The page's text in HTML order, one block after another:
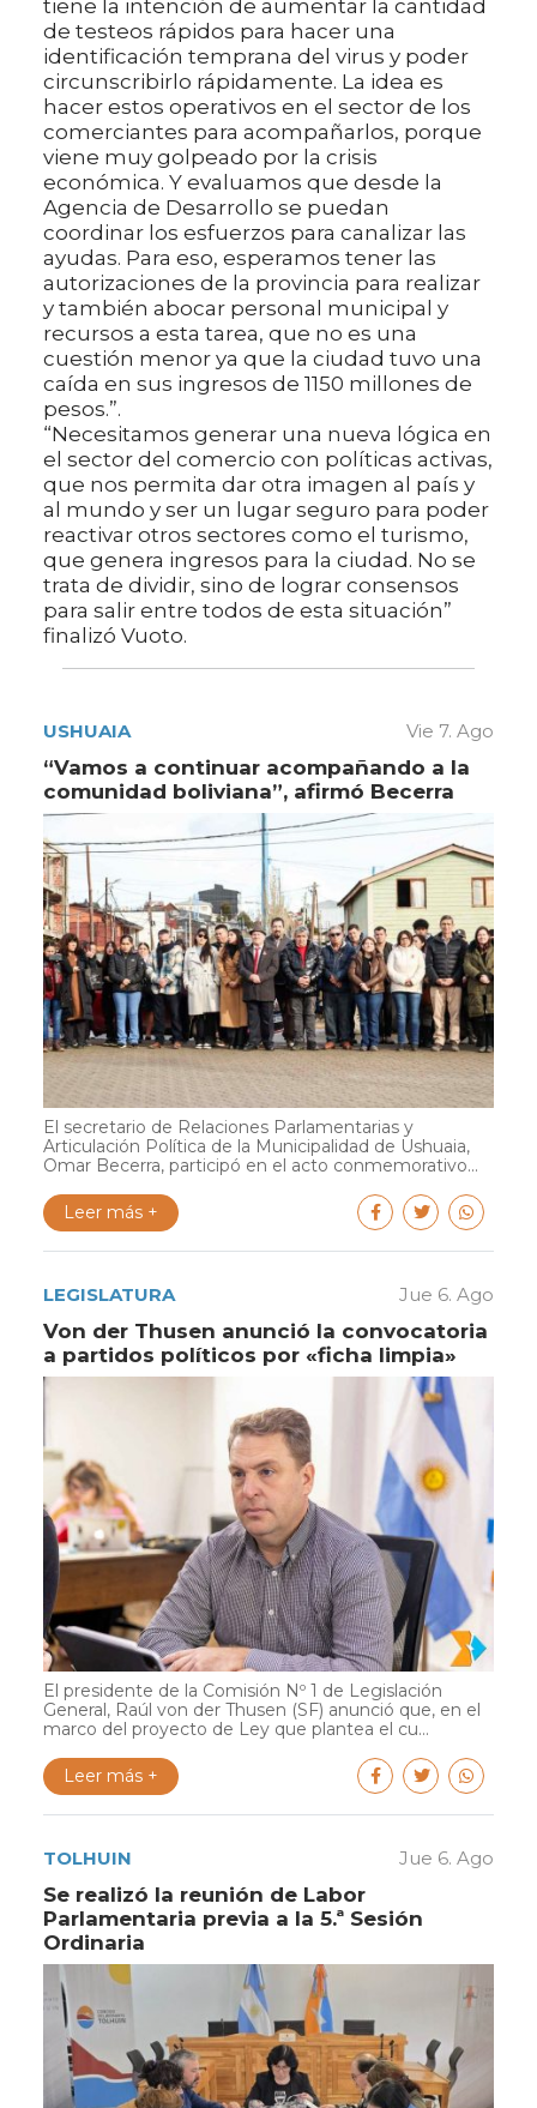
tiene la intención de aumentar la cantidad
de testeos rápidos para hacer una
identificación temprana del virus y poder
circunscribirlo rápidamente. La idea es
hacer estos operativos en el sector de los
comerciantes para acompañarlos, porque
viene muy golpeado por la crisis
económica. Y evaluamos que desde la
Agencia de Desarrollo se puedan
coordinar los esfuerzos para canalizar las
ayudas. Para eso, esperamos tener las
autorizaciones de la provincia para realizar
y también abocar personal municipal y
recursos a esta tarea, que no es una
cuestión menor ya que la ciudad tuvo una
caída en sus ingresos de 1150 millones de
pesos.”.
“Necesitamos generar una nueva lógica en
el sector del comercio con políticas activas,
que nos permita dar otra imagen al país y
al mundo y ser un lugar seguro para poder
reactivar otros sectores como el turismo,
que genera ingresos para la ciudad. No se
trata de dividir, sino de lograr consensos
para salir entre todos de esta situación”
finalizó Vuoto.
USHUAIA Vie 7. Ago
“Vamos a continuar acompañando a la
comunidad boliviana”, afirmó Becerra
El secretario de Relaciones Parlamentarias y
Articulación Política de la Municipalidad de Ushuaia,
Omar Becerra, participó en el acto conmemorativo...
Leer más +
LEGISLATURA Jue 6. Ago
Von der Thusen anunció la convocatoria
a partidos políticos por «ficha limpia»
El presidente de la Comisión Nº 1 de Legislación
General, Raúl von der Thusen (SF) anunció que, en el
marco del proyecto de Ley que plantea el cu...
Leer más +
TOLHUIN Jue 6. Ago
Se realizó la reunión de Labor
Parlamentaria previa a la 5.ª Sesión
Ordinaria